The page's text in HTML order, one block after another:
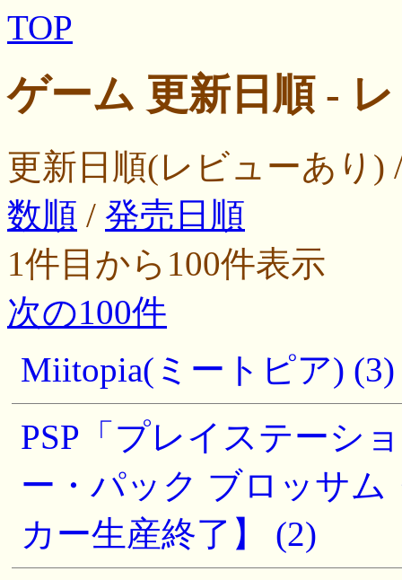
TOP
ゲーム 更新日順 -
更新日順(レビューあり)
数順 / 発売日順
1件目から100件表示
次の100件
Miitopia(ミートピア) (3)
PSP「プレイステーシ
ー・パック ブロッサム
カー生産終了】 (2)